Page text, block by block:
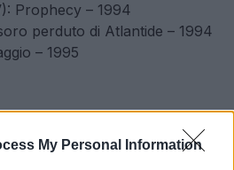
My Personal Information
Prophecy – 1994
perduto di Atlantide – 1994
– 1995
Mysteries – 2001